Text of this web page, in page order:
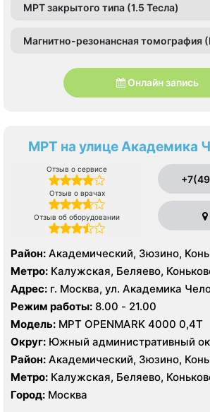
МРТ закрытого типа (1.5 Тесла)
Магнитно-резонансная томография
Онлайн запись
МРТ на улице Академика
Отзыв о сервисе
Отзыв о врачах
Отзыв об оборудовании
Район: Академический, Зюзино,
Ломоносовский, Обручевский,
Вернадского, Тропарёво-Никулино
Метро: Калужская, Беляево,
проспект, Новые Черемушки,
Профсоюзная, Севастопольская,
Университет, Юго-Западная
Адрес: г. Москва, ул. Академика
Режим работы: 8.00 - 21.00
Модель: МРТ OPENMARK 4000 0,4Т
Округ: Южный административный
Район: Академический, Зюзино,
Ломоносовский, Обручевский,
Вернадского, Тропарёво-Никулино
Метро: Калужская, Беляево,
проспект, Новые Черемушки,
Профсоюзная, Севастопольская,
Город: Москва